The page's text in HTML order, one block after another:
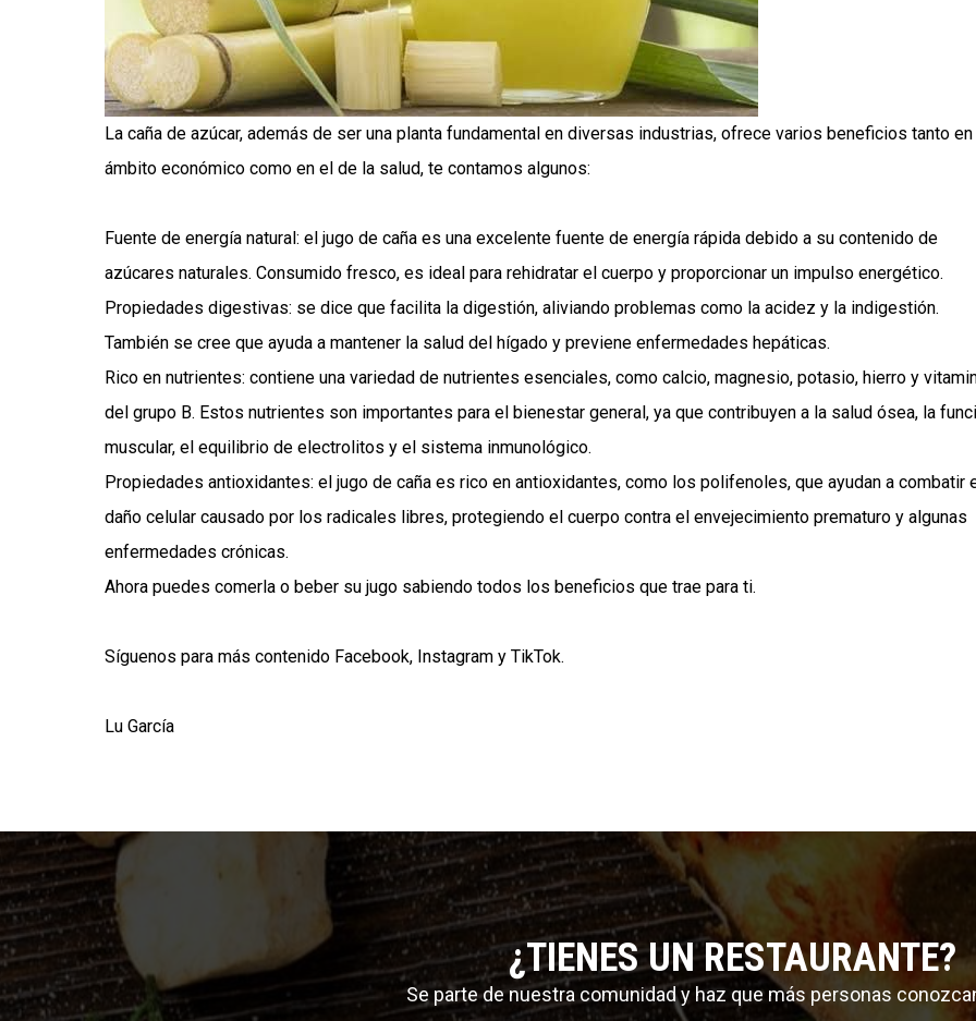
La caña de azúcar, además de ser una planta fundamental en diversas industrias, ofrece varios beneficios tanto
ámbito económico como en el de la salud, te contamos algunos:
Fuente de energía natural: el jugo de caña es una excelente fuente de energía rápida debido a su contenido de
azúcares naturales. Consumido fresco, es ideal para rehidratar el cuerpo y proporcionar un impulso energético.
Propiedades digestivas: se dice que facilita la digestión, aliviando problemas como la acidez y la indigestión.
También se cree que ayuda a mantener la salud del hígado y previene enfermedades hepáticas.
Rico en nutrientes: contiene una variedad de nutrientes esenciales, como calcio, magnesio, potasio, hierro y
del grupo B. Estos nutrientes son importantes para el bienestar general, ya que contribuyen a la salud ósea, la
muscular, el equilibrio de electrolitos y el sistema inmunológico.
Propiedades antioxidantes: el jugo de caña es rico en antioxidantes, como los polifenoles, que ayudan a combatir
daño celular causado por los radicales libres, protegiendo el cuerpo contra el envejecimiento prematuro y algunas
enfermedades crónicas.
Ahora puedes comerla o beber su jugo sabiendo todos los beneficios que trae para ti.
Síguenos para más contenido Facebook, Instagram y TikTok.
Lu García
¿TIENES UN RESTAURANTE?
Se parte de nuestra comunidad y haz que más personas